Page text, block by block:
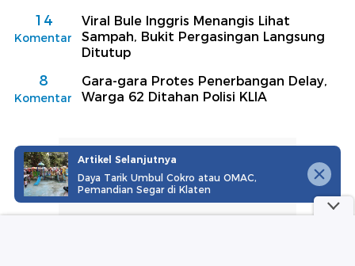
14
Komentar
Viral Bule Inggris Menangis Lihat
Sampah, Bukit Pergasingan Langsung
Ditutup
8
Komentar
Gara-gara Protes Penerbangan Delay,
Warga 62 Ditahan Polisi KLIA
Artikel Selanjutnya
Daya Tarik Umbul Cokro atau OMAC,
Pemandian Segar di Klaten